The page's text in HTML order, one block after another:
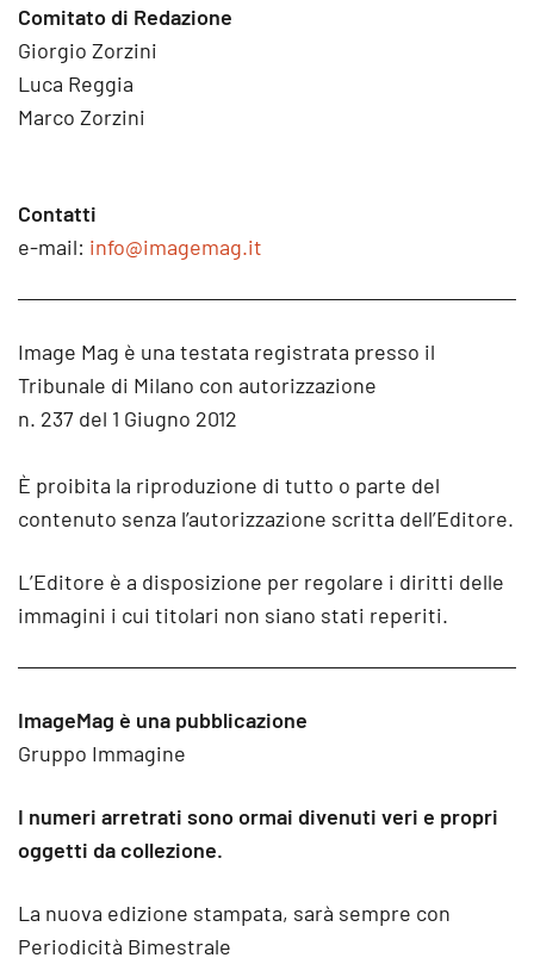
Comitato di Redazione
Giorgio Zorzini
Luca Reggia
Marco Zorzini
Contatti
e-mail: info@imagemag.it
Image Mag è una testata registrata presso il
Tribunale di Milano con autorizzazione
n. 237 del 1 Giugno 2012
È proibita la riproduzione di tutto o parte del
contenuto senza l’autorizzazione scritta dell’Editore.
L’Editore è a disposizione per regolare i diritti delle
immagini i cui titolari non siano stati reperiti.
ImageMag è una pubblicazione
Gruppo Immagine
I numeri arretrati sono ormai divenuti veri e propri
oggetti da collezione.
La nuova edizione stampata, sarà sempre con
Periodicità Bimestrale